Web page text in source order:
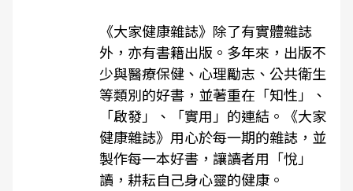
《大家健康雜誌》除了有實體雜誌
外，亦有書籍出版。多年來，出版不
少與醫療保健、心理勵志、公共衛生
等類別的好書，並著重在「知性」、
「啟發」、「實用」的連結。《大家
健康雜誌》用心於每一期的雜誌，並
製作每一本好書，讓讀者用「悅」
讀，耕耘自己身心靈的健康。